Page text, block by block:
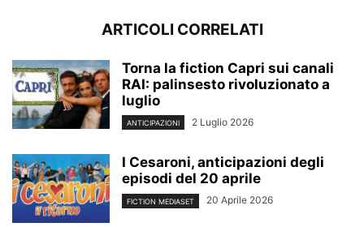
ARTICOLI CORRELATI
Torna la fiction Capri sui canali
RAI: palinsesto rivoluzionato a
luglio
ANTICIPAZIONI 2 Luglio 2026
I Cesaroni, anticipazioni degli
episodi del 20 aprile
FICTION MEDIASET 20 Aprile 2026